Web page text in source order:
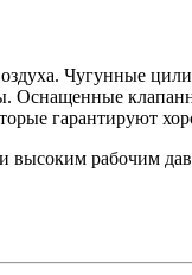
Чугунные
Оснащенные
гарантируют
высоким рабочим